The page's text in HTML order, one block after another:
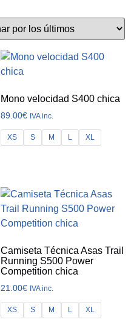
Mono velocidad S400 chica
89.00€ IVA inc.
XS S M L XL
Camiseta Técnica Asas Trail
Running S500 Power
Competition chica
21.00€ IVA inc.
XS S M L XL